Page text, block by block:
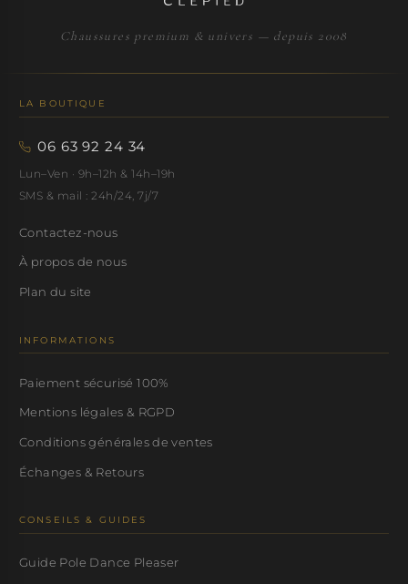
Chaussures premium & univers — depuis 2008
LA BOUTIQUE
06 63 92 24 34
Lun–Ven · 9h–12h & 14h–19h
SMS & mail : 24h/24, 7j/7
Contactez-nous
À propos de nous
Plan du site
INFORMATIONS
Paiement sécurisé 100%
Mentions légales & RGPD
Conditions générales de ventes
Échanges & Retours
CONSEILS & GUIDES
Guide Pole Dance Pleaser